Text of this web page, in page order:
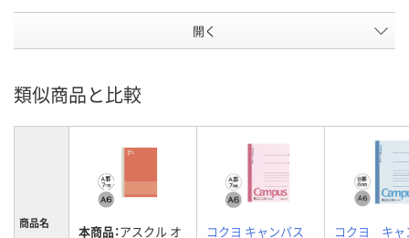
開く
類似商品と比較
商品名 本商品：アスクル オ
コクヨ キャンパス
コクヨ キャ